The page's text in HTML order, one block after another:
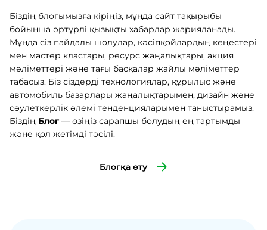
Біздің блогымызға кіріңіз, мұнда сайт тақырыбы
бойынша әртүрлі қызықты хабарлар жарияланады.
Мұнда сіз пайдалы шолулар, кәсіпқойлардың кеңестері
мен мастер кластары, ресурс жаңалықтары, акция
мәліметтері және тағы басқалар жайлы мәліметтер
табасыз. Біз сіздерді технологиялар, құрылыс және
автомобиль базарлары жаңалықтарымен, дизайн және
сәулеткерлік әлемі тенденцияларымен таныстырамыз.
Біздің Блог — өзіңіз сарапшы болудың ең тартымды
және қол жетімді тәсілі.
Блогқа өту